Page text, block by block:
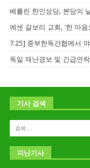
베를린 한인성당, 본당의
에센 갈보리 교회, ‘한 마
7.25] 중부한독간협에서
독일 재난경보 및 긴급연
기사 검색
지난기사